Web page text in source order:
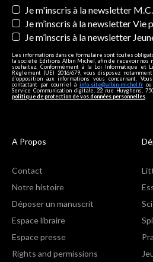
Je m'inscris à la newsletter
Je m’inscris à la newsletter Vie
Je m’inscris à la newsletter
Les informations dans ce formulaire sont toutes
la société Editions Albin Michel, afin de recevoir
souhaitez. Conformément à la Loi Informatique et
Règlement (UE) 2016/679, vous disposez
d’opposition aux informations vous concernant.
contactant par courriel à info-site@albin-michel.fr
Service Communication digitale, 22 rue Huyghens,
politique de protection de vos données personnelles
A Propos
Contact
Notre histoire
Déposer un manuscrit
Espace libraire
Espace presse
Rights and permissions